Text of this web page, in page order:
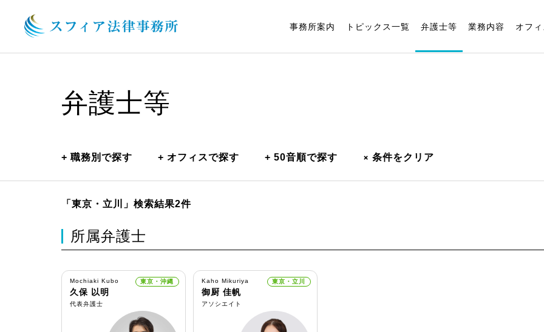
事務所案内 トピックス一覧 弁護士等 業務内容 オフ
弁護士等
+ 職務別で探す + オフィスで探す + 50音順で探す + 条件をクリア
「東京・立川」 検索結果2件
所属弁護士
Mochiaki Kubo
久保 以明
代表弁護士
東京・沖縄 Kaho Mikuriya
御厨 佳帆
アソシエイト
東京・立川